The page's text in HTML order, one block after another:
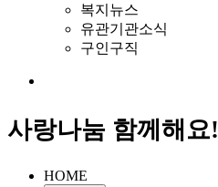
복지뉴스
유관기관소식
구인구직
사랑나눔 함께해요!
HOME